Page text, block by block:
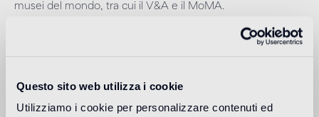
Questo sito web utilizza i cookie
Utilizziamo i cookie per personalizzare contenuti ed
musei del mondo, tra cui il V&A e il MoMA.
Destinazione d'uso